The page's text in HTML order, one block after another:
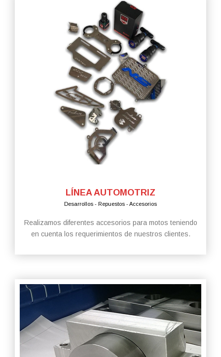
LÍNEA AUTOMOTRIZ
Desarrollos - Repuestos - Accesorios
Realizamos diferentes accesorios para motos teniendo
en cuenta los requerimientos de nuestros clientes.